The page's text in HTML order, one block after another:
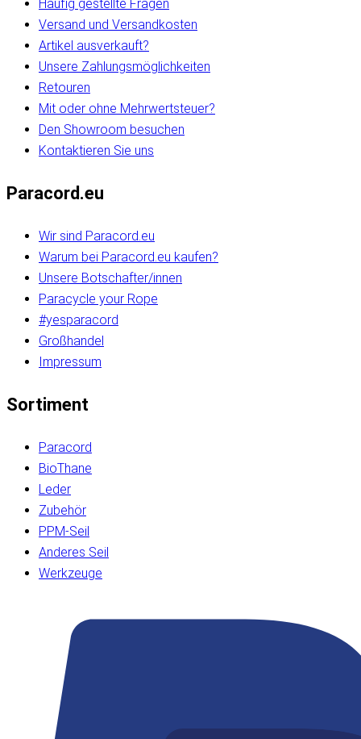
Häufig gestellte Fragen
Versand und Versandkosten
Artikel ausverkauft?
Unsere Zahlungsmöglichkeiten
Retouren
Mit oder ohne Mehrwertsteuer?
Den Showroom besuchen
Kontaktieren Sie uns
Paracord.eu
Wir sind Paracord.eu
Warum bei Paracord.eu kaufen?
Unsere Botschafter/innen
Paracycle your Rope
#yesparacord
Großhandel
Impressum
Sortiment
Paracord
BioThane
Leder
Zubehör
PPM-Seil
Anderes Seil
Werkzeuge